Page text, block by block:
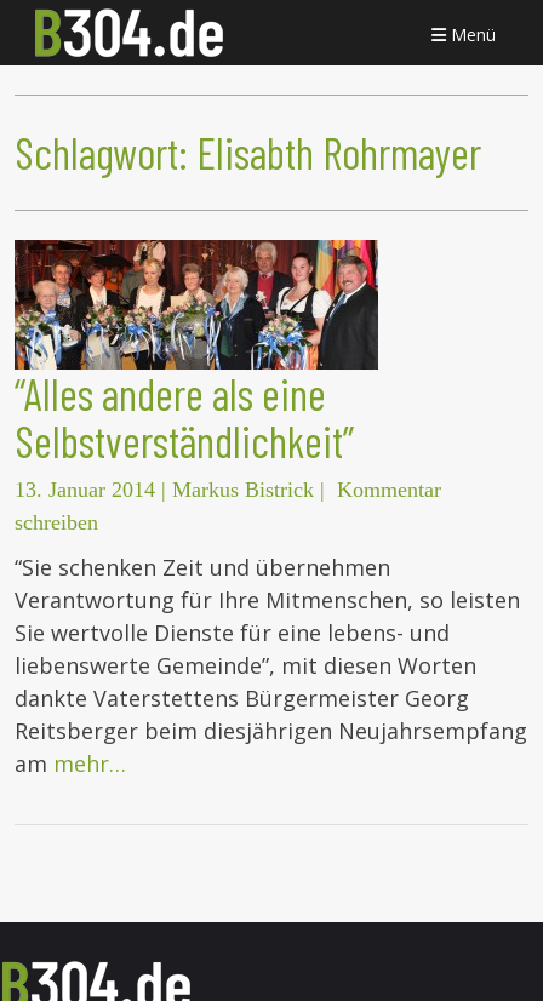
Menü
Schlagwort: Elisabth Rohrmayer
“Alles andere als eine
Selbstverständlichkeit”
13. Januar 2014 | Markus Bistrick | Kommentar
schreiben
“Sie schenken Zeit und übernehmen
Verantwortung für Ihre Mitmenschen, so leisten
Sie wertvolle Dienste für eine lebens- und
liebenswerte Gemeinde”, mit diesen Worten
dankte Vaterstettens Bürgermeister Georg
Reitsberger beim diesjährigen Neujahrsempfang
am mehr…